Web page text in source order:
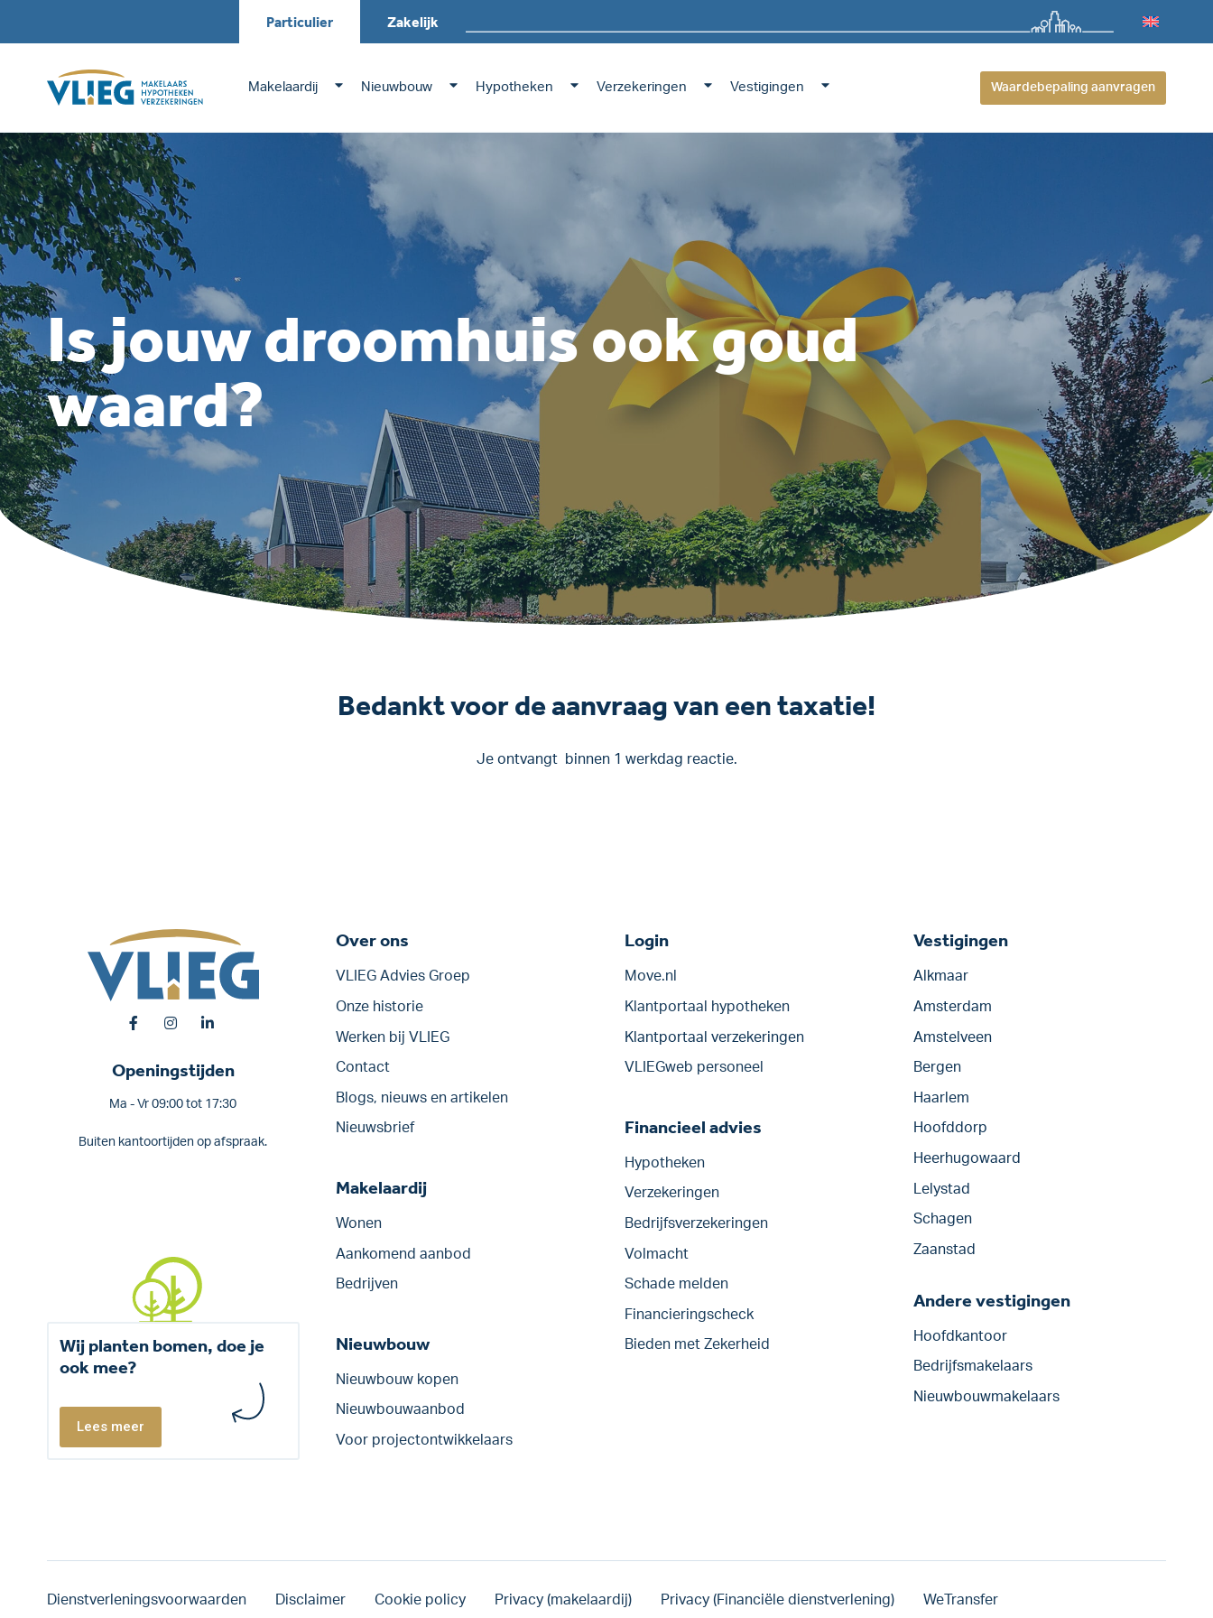
Particulier Zakelijk
Makelaardij Nieuwbouw Hypotheken Verzekeringen Vestigingen Waardebepaling aanvragen
Is jouw droomhuis ook goud
waard?
Bedankt voor de aanvraag van een taxatie!
Je ontvangt binnen 1 werkdag reactie.
Openingstijden
Ma - Vr 09:00 tot 17:30
Buiten kantoortijden op afspraak.
Wij planten bomen, doe je
ook mee?
Lees meer
Over ons
VLIEG Advies Groep
Onze historie
Werken bij VLIEG
Contact
Blogs, nieuws en artikelen
Nieuwsbrief
Makelaardij
Wonen
Aankomend aanbod
Bedrijven
Nieuwbouw
Nieuwbouw kopen
Nieuwbouwaanbod
Voor projectontwikkelaars
Login
Move.nl
Klantportaal hypotheken
Klantportaal verzekeringen
VLIEGweb personeel
Financieel advies
Hypotheken
Verzekeringen
Bedrijfs­verzekeringen
Volmacht
Schade melden
Financieringscheck
Bieden met Zekerheid
Vestigingen
Alkmaar
Amsterdam
Amstelveen
Bergen
Haarlem
Hoofddorp
Heerhugowaard
Lelystad
Schagen
Zaanstad
Andere vestigingen
Hoofdkantoor
Bedrijfsmakelaars
Nieuwbouwmakelaars
Dienstverleningsvoorwaarden Disclaimer Cookie policy Privacy (makelaardij) Privacy (Financiële dienstverlening) WeTransfer